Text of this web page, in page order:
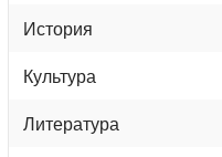
История
Культура
Литература